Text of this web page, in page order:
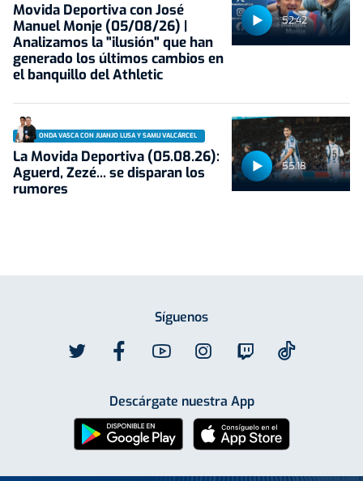
52:42
Movida Deportiva con José
Manuel Monje (05/08/26) |
Analizamos la "ilusión" que han
generado los últimos cambios en
el banquillo del Athletic
55:18
ONDA VASCA CON JUANJO LUSA Y SAMU VALCÁRCEL
La Movida Deportiva (05.08.26):
Aguerd, Zezé... se disparan los
rumores
Síguenos
Descárgate nuestra App